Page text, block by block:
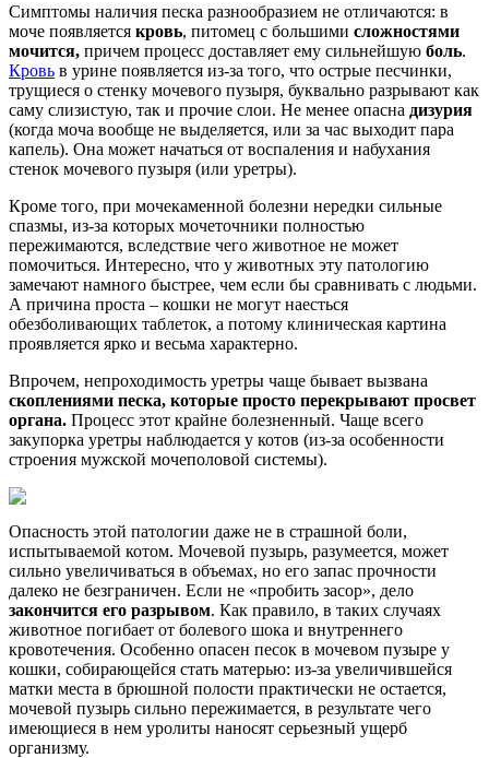
Симптомы наличия песка разнообразием не отличаются: в
моче появляется кровь, питомец с большими сложностями
мочится, причем процесс доставляет ему сильнейшую боль.
Кровь в урине появляется из-за того, что острые песчинки,
трущиеся о стенку мочевого пузыря, буквально разрывают как
саму слизистую, так и прочие слои. Не менее опасна дизурия
(когда моча вообще не выделяется, или за час выходит пара
капель). Она может начаться от воспаления и набухания
стенок мочевого пузыря (или уретры).
Кроме того, при мочекаменной болезни нередки сильные
спазмы, из-за которых мочеточники полностью
пережимаются, вследствие чего животное не может
помочиться. Интересно, что у животных эту патологию
замечают намного быстрее, чем если бы сравнивать с людьми.
А причина проста – кошки не могут наесться
обезболивающих таблеток, а потому клиническая картина
проявляется ярко и весьма характерно.
Впрочем, непроходимость уретры чаще бывает вызвана
скоплениями песка, которые просто перекрывают просвет
органа. Процесс этот крайне болезненный. Чаще всего
закупорка уретры наблюдается у котов (из-за особенности
строения мужской мочеполовой системы).
Опасность этой патологии даже не в страшной боли,
испытываемой котом. Мочевой пузырь, разумеется, может
сильно увеличиваться в объемах, но его запас прочности
далеко не безграничен. Если не «пробить засор», дело
закончится его разрывом. Как правило, в таких случаях
животное погибает от болевого шока и внутреннего
кровотечения. Особенно опасен песок в мочевом пузыре у
кошки, собирающейся стать матерью: из-за увеличившейся
матки места в брюшной полости практически не остается,
мочевой пузырь сильно пережимается, в результате чего
имеющиеся в нем уролиты наносят серьезный ущерб
организму.